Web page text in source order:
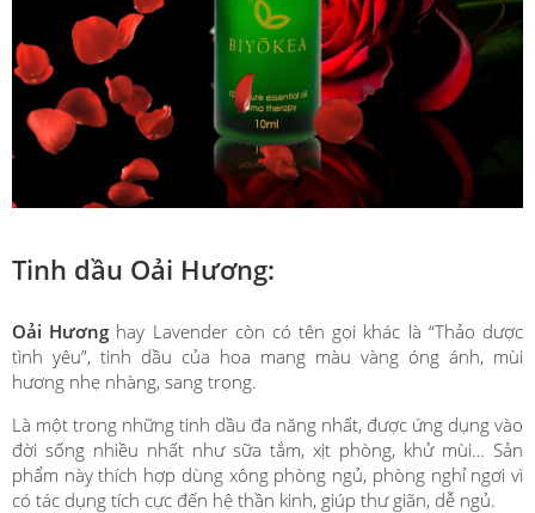
Tinh dầu Oải Hương:
Oải Hương hay Lavender còn có tên gọi khác là “Thảo dược
tình yêu”, tinh dầu của hoa mang màu vàng óng ánh, mùi
hương nhẹ nhàng, sang trọng.
Là một trong những tinh dầu đa năng nhất, được ứng dụng vào
đời sống nhiều nhất như sữa tắm, xịt phòng, khử mùi… Sản
phẩm này thích hợp dùng xông phòng ngủ, phòng nghỉ ngơi vì
có tác dụng tích cực đến hệ thần kinh, giúp thư giãn, dễ ngủ.